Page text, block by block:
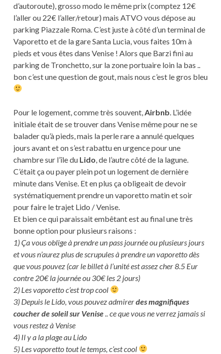
d’autoroute), grosso modo le même prix (comptez 12€
l’aller ou 22€ l’aller/retour) mais ATVO vous dépose au
parking Piazzale Roma. C’est juste à côté d’un terminal de
Vaporetto et de la gare Santa Lucia, vous faites 10m à
pieds et vous êtes dans Venise ! Alors que Barzi fini au
parking de Tronchetto, sur la zone portuaire loin la bas ..
bon c’est une question de gout, mais nous c’est le gros bleu
Pour le logement, comme très souvent, Airbnb . L’idée
initiale était de se trouver dans Venise même pour ne se
balader qu’à pieds, mais la perle rare a annulé quelques
jours avant et on s’est rabattu en urgence pour une
chambre sur l’île duLido , de l’autre côté de la lagune.
C’était ça ou payer plein pot un logement de dernière
minute dans Venise. Et en plus ça obligeait de devoir
systématiquement prendre un vaporetto matin et soir
pour faire le trajet Lido / Venise.
Et bien ce qui paraissait embêtant est au final une très
bonne option pour plusieurs raisons :
1) Ça vous oblige à prendre un pass journée ou plusieurs jours
et vous n’aurez plus de scrupules à prendre un vaporetto dès
que vous pouvez (car le billet à l’unité est assez cher 8.5 Eur
contre 20€ la journée ou 30€ les 2 jours)
2) Les vaporetto c’est trop cool
3) Depuis le Lido, vous pouvez admirerdes magnifiques
coucher de soleil sur Venise.. ce que vous ne verrez jamais si
vous restez à Venise
4) Il y a la plage au Lido
5) Les vaporetto tout le temps, c’est cool